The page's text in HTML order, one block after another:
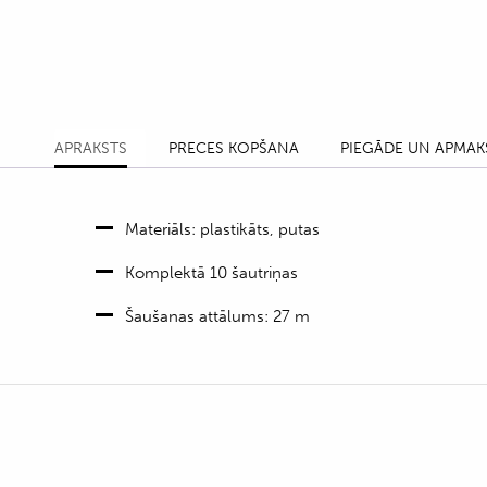
APRAKSTS PRECES KOPŠANA PIEGĀDE UN
Materiāls: plastikāts, putas
Komplektā 10 šautriņas
Šaušanas attālums: 27 m